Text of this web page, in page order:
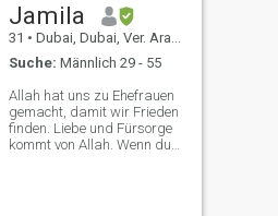
Jamila
31 • Dubai, Dubai, Ver. Arab. Em.
Suche: Männlich 29 - 55
Allah hat uns zu Ehefrauen
gemacht, damit wir Frieden
finden. Liebe und Fürsorge
kommt von Allah. Wenn du